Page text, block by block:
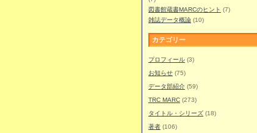
図書館蔵書MARCのヒント (7)
雑誌データ概論 (10)
カテゴリー
プロフィール (3)
お知らせ (75)
データ部紹介 (59)
TRC MARC (273)
タイトル・シリーズ (18)
著者 (106)